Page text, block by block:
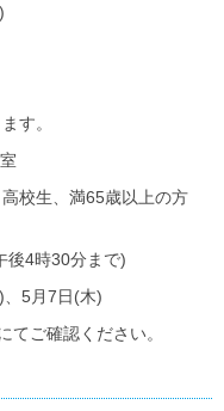
す。
校生、満65歳以上の方
後4時30分まで)
5月7日(木)
ご確認ください。